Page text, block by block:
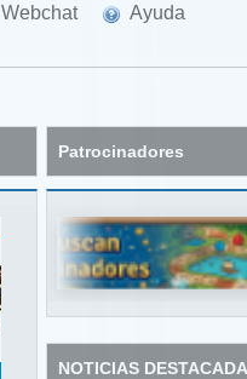
Webchat Ayuda
Patrocinadores
NOTICIAS